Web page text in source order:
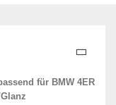
für BMW 4ER